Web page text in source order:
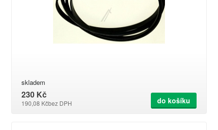
skladem
230 Kč
190,08 Kčbez DPH do košíku